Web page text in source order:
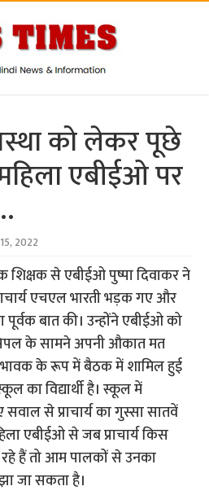
को लेकर पूछे
एबीईओ पर
2022
शिक्षक से एबीईओ पुष्पा दिवाकर ने
एचएल भारती भड़क गए और
पूर्वक बात की। उन्होंने एबीईओ को
के सामने अपनी औकात मत
के रूप में बैठक में शामिल हुई
का विद्यार्थी है। स्कूल में
से प्राचार्य का गुस्सा सातवें
एबीईओ से जब प्राचार्य किस
हैं तो आम पालकों से उनका
जा सकता है।